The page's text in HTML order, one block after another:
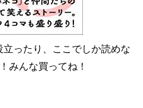
ったり、ここでしか読めな
みんな買ってね！